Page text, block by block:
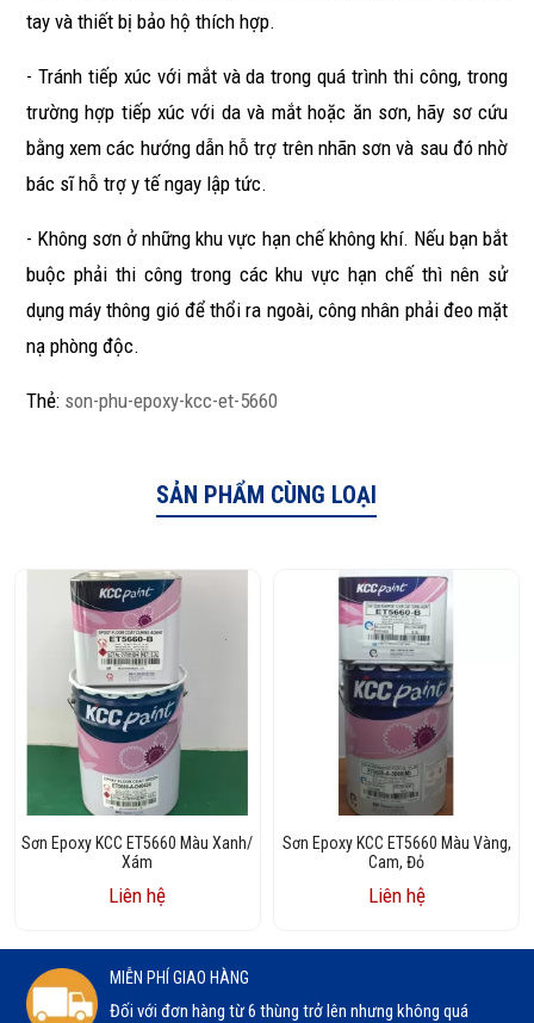
tay và thiết bị bảo hộ thích hợp.
- Tránh tiếp xúc với mắt và da trong quá trình thi công, trong
trường hợp tiếp xúc với da và mắt hoặc ăn sơn, hãy sơ cứu
bằng xem các hướng dẫn hỗ trợ trên nhãn sơn và sau đó nhờ
bác sĩ hỗ trợ y tế ngay lập tức.
- Không sơn ở những khu vực hạn chế không khí. Nếu bạn bắt
buộc phải thi công trong các khu vực hạn chế thì nên sử
dụng máy thông gió để thổi ra ngoài, công nhân phải đeo mặt
nạ phòng độc.
Thẻ: son-phu-epoxy-kcc-et-5660
SẢN PHẨM CÙNG LOẠI
Sơn Epoxy KCC ET5660 Màu Xanh/
Xám
Liên hệ
Sơn Epoxy KCC ET5660 Màu Vàng,
Cam, Đỏ
Liên hệ
MIỄN PHÍ GIAO HÀNG
Đối với đơn hàng từ 6 thùng trở lên nhưng không quá